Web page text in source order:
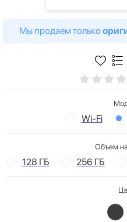
Мы продаем только
Wi-Fi
Объем
128 ГБ 256 ГБ